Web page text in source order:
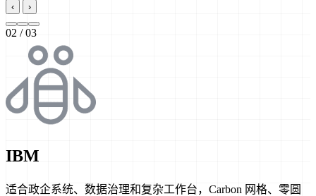
‹ ›
03 / 03
IBM
适合政企系统、数据治理和复杂工作台，Carbon 网格、零圆